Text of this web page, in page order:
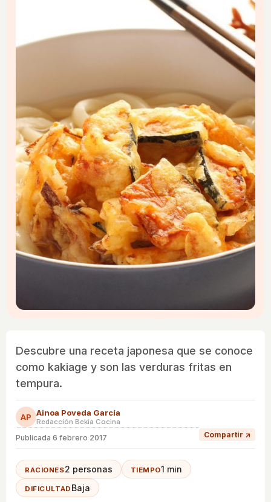
Descubre una receta japonesa que se conoce
como kakiage y son las verduras fritas en
tempura.
AP Ainoa Poveda García
Redacción Bekia Cocina
Publicada 6 febrero 2017 Compartir ↗
RACIONES2 personas TIEMPO1 min
DIFICULTAD Baja